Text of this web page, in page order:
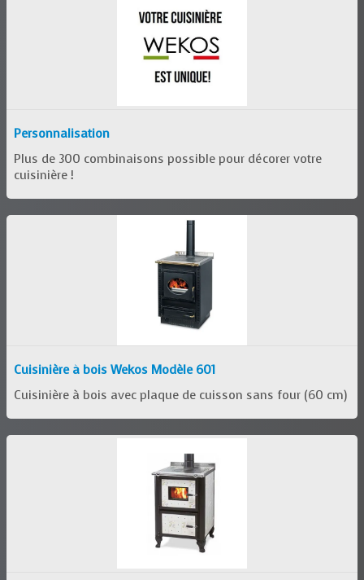
Personnalisation
Plus de 300 combinaisons possible pour décorer votre
cuisinière !
Cuisinière à bois Wekos Modèle 601
Cuisinière à bois avec plaque de cuisson sans four (60 cm)